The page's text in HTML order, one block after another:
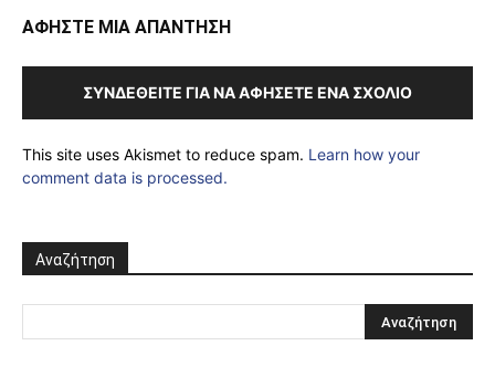
ΑΦΗΣΤΕ ΜΙΑ ΑΠΑΝΤΗΣΗ
ΣΥΝΔΕΘΕΊΤΕ ΓΙΑ ΝΑ ΑΦΉΣΕΤΕ ΈΝΑ ΣΧΌΛΙΟ
This site uses Akismet to reduce spam. Learn how your
comment data is processed.
Αναζήτηση